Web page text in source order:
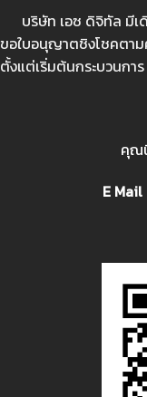
บริษัท เอซ ดิจิทัล มีเ
ขอใบอนุญาตชิงโชคตา
ตั้งแต่เริ่มต้นกระบวนกา
คุณ
E Mail